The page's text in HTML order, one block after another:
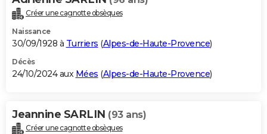
Créer une cagnotte obsèques
Naissance
30/09/1928 à Turriers (Alpes-de-Haute-Provence)
Décès
24/10/2024 aux Mées (Alpes-de-Haute-Provence)
Jeannine SARLIN (93 ans)
Créer une cagnotte obsèques